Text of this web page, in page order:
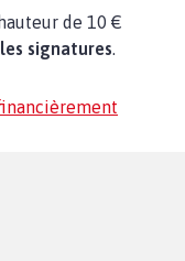
de 10 €
signatures.